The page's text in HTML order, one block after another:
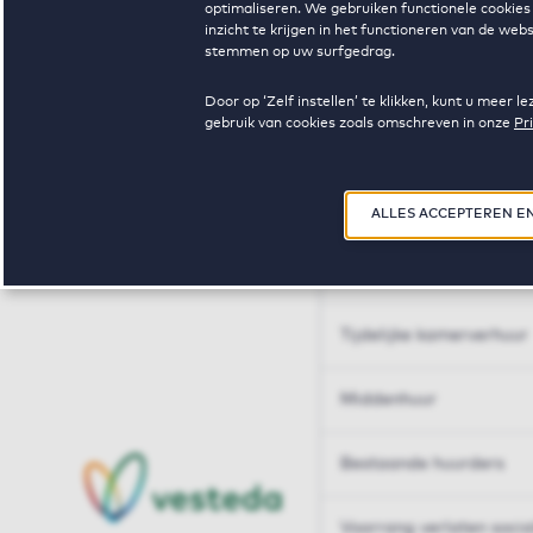
optimaliseren. We gebruiken functionele
inzicht te krijgen in het functioneren van de
stemmen op uw surfgedrag.
Door op ‘Zelf instellen’ te klikken, kunt u meer
gebruik van cookies zoals omschreven in onze
ALLES ACCEPTEREN
Huren op maat
Tijdelijke kamerverhuur
Middenhuur
Bestaande huurders
Voorrang verlaten